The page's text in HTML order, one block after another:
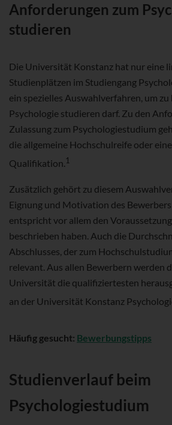
Anforderungen zum
studieren
Die Universität Konstanz hat nur eine
Studienplätzen im Studiengang
ein spezielles Auswahlverfahren, um
Psychologie studieren darf. Zu den
Zulassung zum Psychologiestudium
die allgemeine Hochschulreife oder
Qualifikation.1
Zusätzlich gehört zu diesem
Eignung und Motivation des
entspricht vor allem den
beschrieben haben. Auch die
Abschlusses, der zum
relevant. Aus allen Bewerbern werden
Universität die qualifiziertesten
an der Universität Konstanz
Häufig gesucht: Bewerbungstipps
Studienverlauf beim
Psychologiestudium